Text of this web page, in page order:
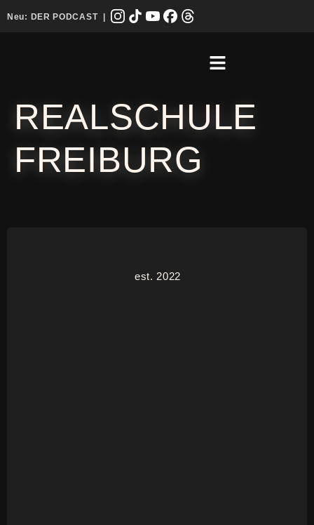
Neu: DER PODCAST|
REALSCHULE
FREIBURG
est. 2022